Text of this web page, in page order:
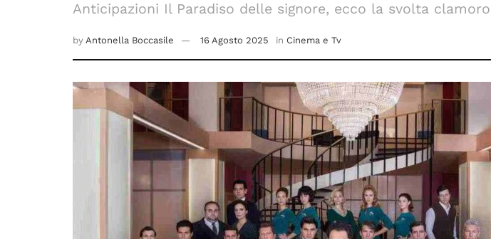
Anticipazioni Il Paradiso delle signore, ecco la svolta
by Antonella Boccasile 16 Agosto 2025 in Cinema e Tv